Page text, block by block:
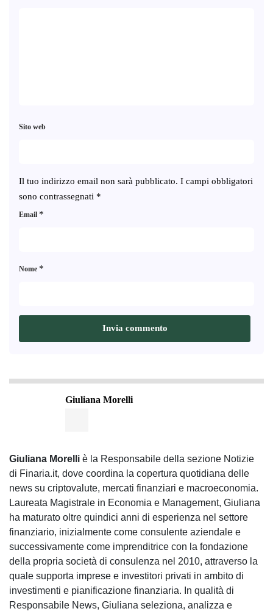
Il tuo indirizzo email non sarà pubblicato. I campi obbligatori
sono contrassegnati *
Nome *
Email *
Sito web
Giuliana Morelli
Giuliana Morelli è la Responsabile della sezione Notizie
di Finaria.it, dove coordina la copertura quotidiana delle
news su criptovalute, mercati finanziari e macroeconomia.
Laureata Magistrale in Economia e Management, Giuliana
ha maturato oltre quindici anni di esperienza nel settore
finanziario, inizialmente come consulente aziendale e
successivamente come imprenditrice con la fondazione
della propria società di consulenza nel 2010, attraverso la
quale supporta imprese e investitori privati in ambito di
investimenti e pianificazione finanziaria. In qualità di
Responsabile News, Giuliana seleziona, analizza e